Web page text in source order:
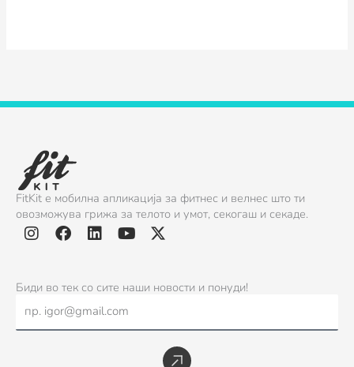
FitKit е мобилна апликација за фитнес и велнес што ти
овозможува грижа за телото и умот, секогаш и секаде.
t
a
g
e
b
o
k
e
d
t
u
b
w
t
e
Биди во тек со сите наши новости и понуди!
Submit